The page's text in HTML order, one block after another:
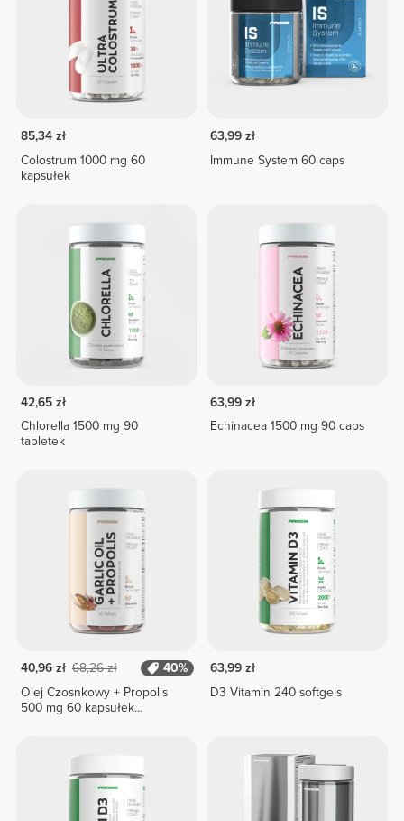
85,34 zł
Colostrum 1000 mg 60
kapsułek
63,99 zł
Immune System 60 caps
42,65 zł
Chlorella 1500 mg 90
tabletek
63,99 zł
Echinacea 1500 mg 90 caps
40,96 zł 68,26 zł
40%
Olej Czosnkowy + Propolis
500 mg 60 kapsułek
63,99 zł
D3 Vitamin 240 softgels